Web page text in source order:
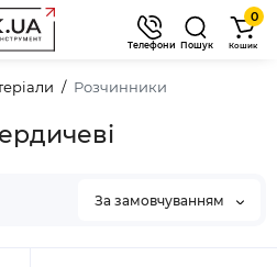
Телефони Пошук
0
Кошик
Розчинники
За замовчуванням